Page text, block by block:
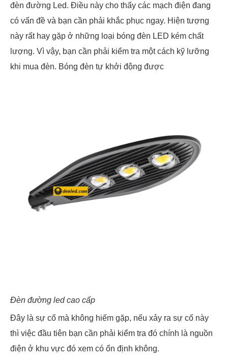
đèn đường Led. Điều này cho thấy các mạch điện đang
có vấn đề và bạn cần phải khắc phục ngay. Hiện tượng
này rất hay gặp ở những loại bóng đèn LED kém chất
lượng. Vì vậy, bạn cần phải kiểm tra một cách kỹ lưỡng
khi mua đèn. Bóng đèn tự khởi động được
Đèn đường led cao cấp
Đây là sự cố mà không hiếm gặp, nếu xảy ra sự cố này
thì việc đầu tiên bạn cần phải kiểm tra đó chính là nguồn
điện ở khu vực đó xem có ổn định không.